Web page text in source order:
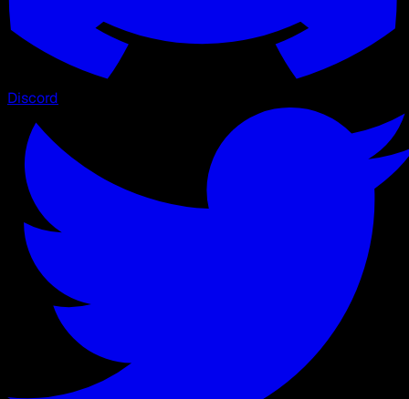
Discord